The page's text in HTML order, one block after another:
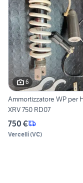
6
Ammortizzatore WP per
XRV 750 RD07
750 €
Vercelli(VC)